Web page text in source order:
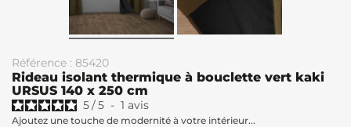
Référence : 85420
Rideau isolant thermique à bouclette vert kaki
URSUS 140 x 250 cm
5/5 - 1 avis
Ajoutez une touche de modernité à votre intérieur...